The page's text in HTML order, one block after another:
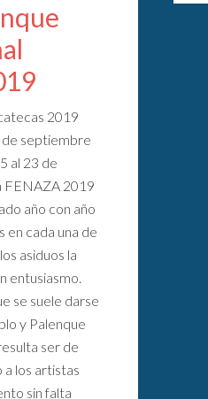
2019
de septiembre
al 23 de
FENAZA 2019
año con año
en cada una de
asiduos la
entusiasmo.
se suele darse
y Palenque
ser de
los artistas
sin falta